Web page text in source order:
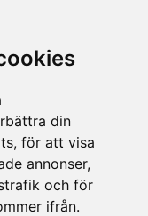
din
för att visa
annonser,
och för
ifrån.